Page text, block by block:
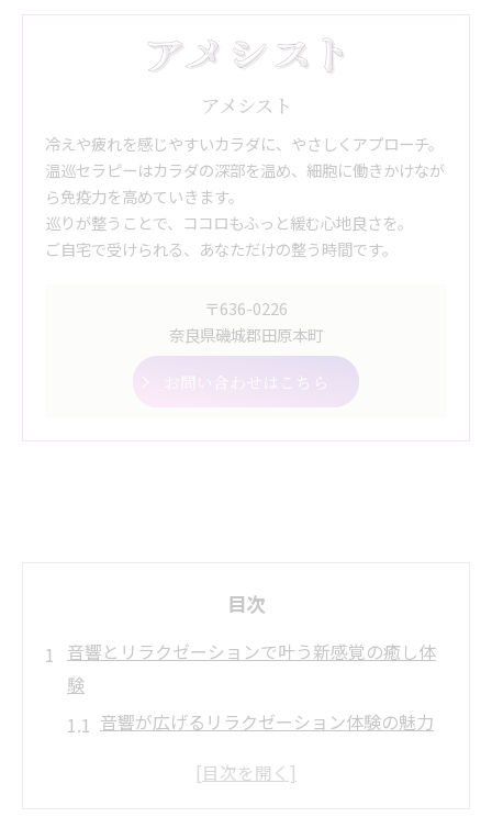
アメシスト
冷えや疲れを感じやすいカラダに、やさしくアプローチ。
温巡セラピーはカラダの深部を温め、細胞に働きかけなが
ら免疫力を高めていきます。
巡りが整うことで、ココロもふっと緩む心地良さを。
ご自宅で受けられる、あなただけの整う時間です。
〒636-0226
奈良県磯城郡田原本町
お問い合わせはこちら
目次
音響とリラクゼーションで叶う新感覚の癒し体
験
音響が広げるリラクゼーション体験の魅力
リラクゼーションで感じる新感覚の音響効